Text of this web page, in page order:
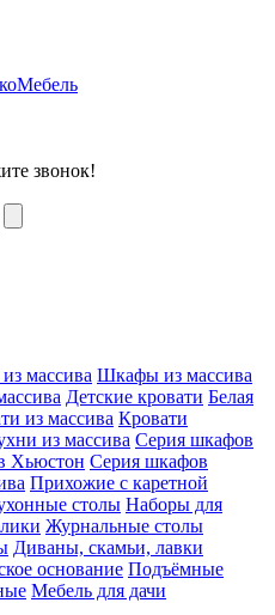
звонок!
массива Шкафы из массива
Детские кровати Белая
из массива Кровати
из массива Серия шкафов
Хьюстон Серия шкафов
Прихожие с каретной
столы Наборы для
Журнальные столы
Диваны, скамьи, лавки
основание Подъёмные
Мебель для дачи